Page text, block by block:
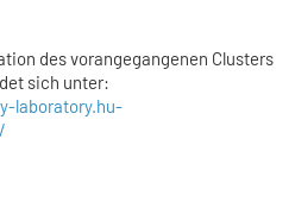
des vorangegangenen Clusters
sich unter:
laboratory.hu-